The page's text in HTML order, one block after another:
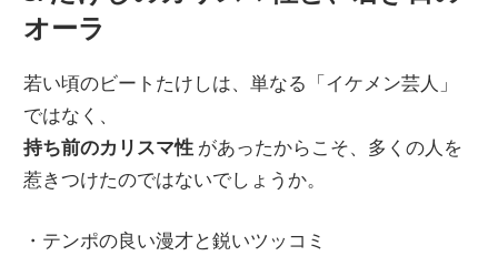
オーラ
若い頃のビートたけしは、単なる「イケメン芸人」
ではなく、
持ち前のカリスマ性 があったからこそ、多くの人を
惹きつけたのではないでしょうか。
・テンポの良い漫才と鋭いツッコミ